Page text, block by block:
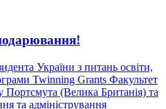
України з питань освіти,
Twinning Grants Факультет
Портсмута (Велика Британія) та
та адміністрування